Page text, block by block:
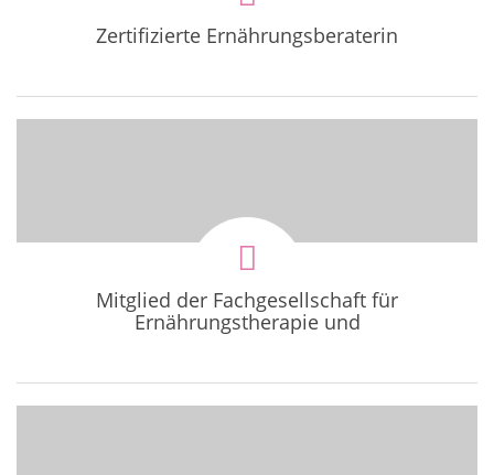
Zertifizierte Ernährungsberaterin
Mitglied der Fachgesellschaft für
Ernährungstherapie und